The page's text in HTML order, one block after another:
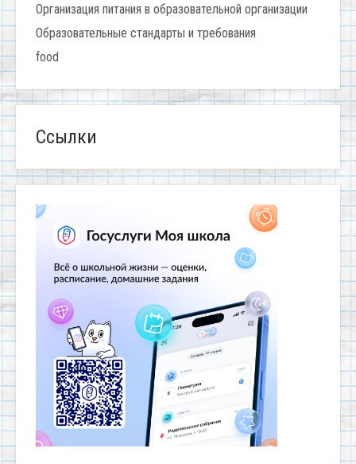
Организация питания в образовательной организации
Образовательные стандарты и требования
food
Ссылки